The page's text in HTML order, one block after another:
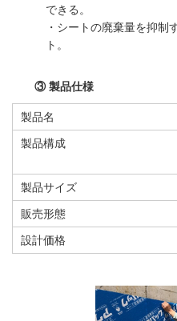
できる。
・シートの廃棄量を抑制
ト。
③ 製品仕様
製品名
製品構成
製品サイズ
販売形態
設計価格